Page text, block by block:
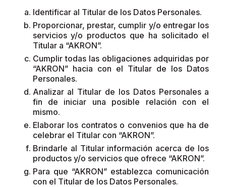
Identificar al Titular de los Datos Personales.
Proporcionar, prestar, cumplir y/o entregar los
servicios y/o productos que ha solicitado el
Titular a “AKRON”.
Cumplir todas las obligaciones adquiridas por
“AKRON” hacia con el Titular de los Datos
Personales.
Analizar al Titular de los Datos Personales a
fin de iniciar una posible relación con el
mismo.
Elaborar los contratos o convenios que ha de
celebrar el Titular con “AKRON”.
Brindarle al Titular información acerca de los
productos y/o servicios que ofrece “AKRON”.
Para que “AKRON” establezca comunicación
con el Titular de los Datos Personales.